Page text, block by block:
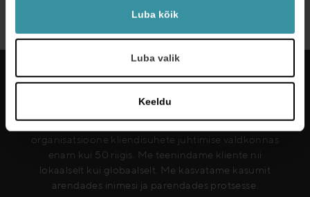
Luba kõik
Luba valik
Keeldu
Read more
Mercuri International arendab inimesi ja
organisatsioone kliendisuhete juhtimise valdkonnas
enam kui 50 riigis. Me teenindame kliente nii
lokaalselt kui globaalselt. Me kasvatame kasumit
arendades inimesi ja parendades protsesse.